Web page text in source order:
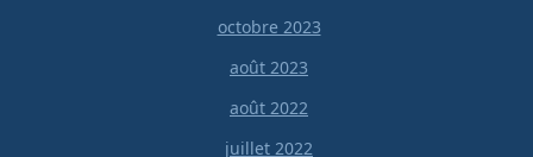
octobre 2023
août 2023
août 2022
juillet 2022